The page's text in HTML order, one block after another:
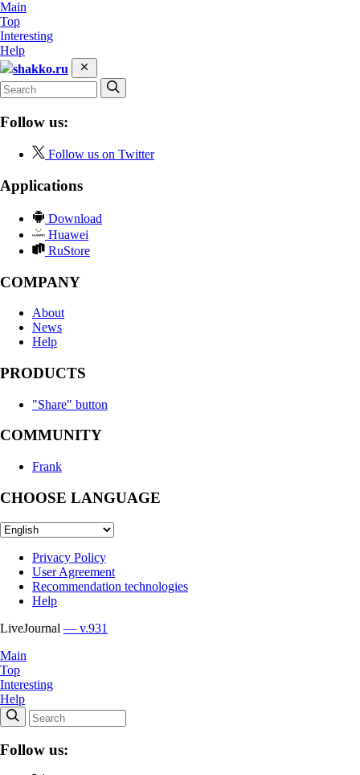
Main
Top
Interesting
Help
shakko.ru
Follow us:
Follow us on Twitter
Applications
Download
Huawei
RuStore
COMPANY
About
News
Help
PRODUCTS
"Share" button
COMMUNITY
Frank
CHOOSE LANGUAGE
Privacy Policy
User Agreement
Recommendation technologies
Help
LiveJournal — v.931
Main
Top
Interesting
Help
Follow us: